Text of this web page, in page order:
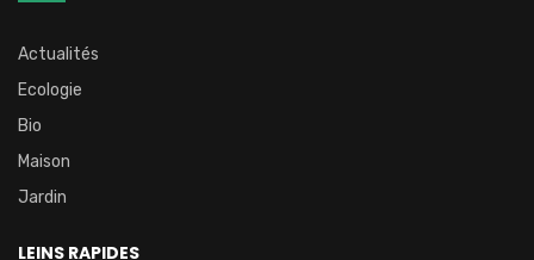
Actualités
Ecologie
Bio
Maison
Jardin
LEINS RAPIDES